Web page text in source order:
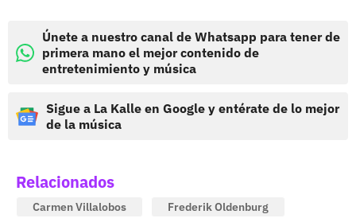
Únete a nuestro canal de Whatsapp para tener de
primera mano el mejor contenido de
entretenimiento y música
Sigue a La Kalle en Google y entérate de lo mejor
de la música
Relacionados
Carmen Villalobos
Frederik Oldenburg